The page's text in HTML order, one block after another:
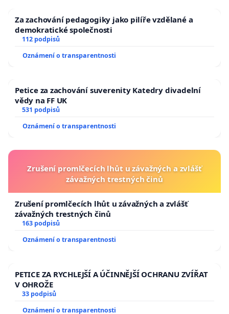
Za zachování pedagogiky jako pilíře vzdělané a
demokratické společnosti
112 podpisů
Oznámení o transparentnosti
Petice za zachování suverenity Katedry divadelní
vědy na FF UK
531 podpisů
Oznámení o transparentnosti
Zrušení promlčecích lhůt u závažných a zvlášť
závažných trestných činů
Zrušení promlčecích lhůt u závažných a zvlášť
závažných trestných činů
163 podpisů
Oznámení o transparentnosti
PETICE ZA RYCHLEJŠÍ A ÚČINNĚJŠÍ OCHRANU ZVÍŘAT
V OHROŽE
33 podpisů
Oznámení o transparentnosti